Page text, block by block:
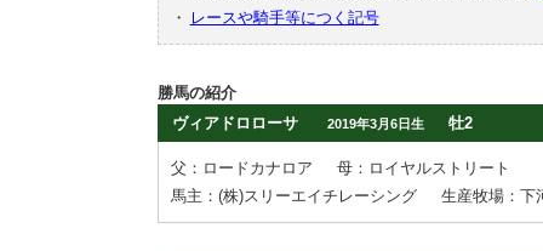
・
レースや騎手等につく記号
勝馬の紹介
ヴィアドロローサ
2019年3月6日生 牡2
父：ロードカナロア
母：ロイヤルストリート
馬主：(株)スリーエイチレーシング
生産牧場：下